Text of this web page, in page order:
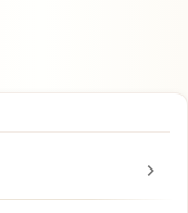
chevron_right